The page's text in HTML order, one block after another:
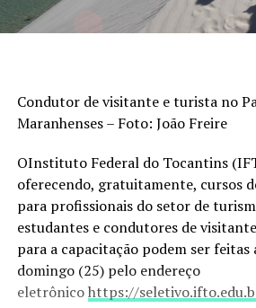
Condutor de visitante e turista no
Maranhenses – Foto: João Freire
OInstituto Federal do Tocantins
oferecendo, gratuitamente, cursos
para profissionais do setor de
estudantes e condutores de
para a capacitação podem ser
domingo (25) pelo endereço
eletrônicohttps://